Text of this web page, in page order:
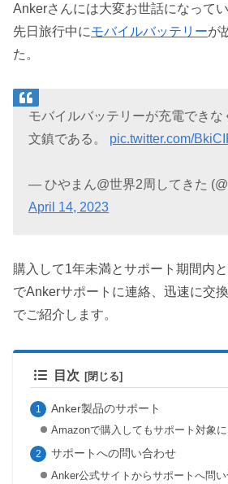
Ankerさんには大変お世話になって
先日旅行中にモバイルバッテリーが
た。
モバイルバッテリーが充電できな
文鎮である。 pic.twitter.com/
— ひやまん@世界2周してきた
April 14, 2023
購入して1年未満とサポート期間内
でAnkerサポートに連絡、迅速に交
でご紹介します。
目次
Anker製品のサポート
Amazonで購入してもサポート対象
サポートへの問い合わせ
Anker公式サイトからサポートへ問